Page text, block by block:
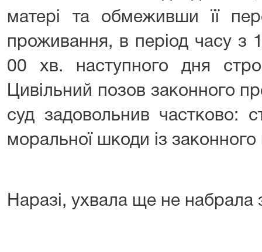
матері та обмеживши її
проживання, в період часу з
00 хв. наступного дня
Цивільний позов законного
суд задовольнив частково:
моральної шкоди із
Наразі, ухвала ще не набрала